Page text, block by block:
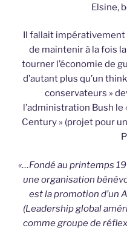
Elsine,
Il fallait
de maintenir à la fois
tourner l’économie de
d’autant plus qu’un
conservateurs »
l’administration Bush
Century » (projet pour
«…Fondé au printemps
une organisation
est la promotion d’un
(Leadership global
comme groupe de